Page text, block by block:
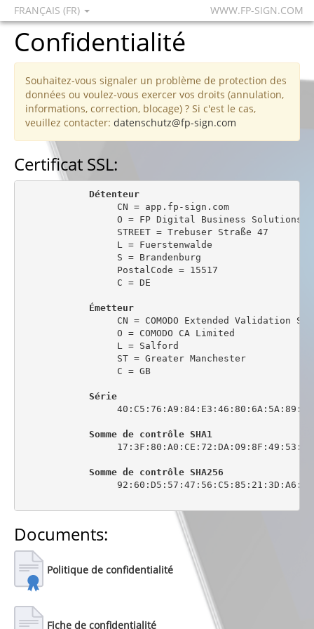
FRANÇAIS (FR) WWW.FP-SIGN.COM
Confidentialité
Souhaitez-vous signaler un problème de protection des
données ou voulez-vous exercer vos droits (annulation,
informations, correction, blocage) ? Si c'est le cas,
veuillez contacter: datenschutz@fp-sign.com
Certificat SSL:
Détenteur
                 CN = app.fp-sign.com
O = FP Digital Business Solutions
                 STREET = Trebuser Straße 47
                 L = Fuerstenwalde
                 S = Brandenburg
                 PostalCode = 15517
                 C = DE
Émetteur
CN = COMODO Extended Validation
                 O = COMODO CA Limited
                 L = Salford
                 ST = Greater Manchester
                 C = GB
Série
Somme de contrôle SHA1
Somme de contrôle SHA256
Documents:
Politique de confidentialité
Fiche de confidentialité